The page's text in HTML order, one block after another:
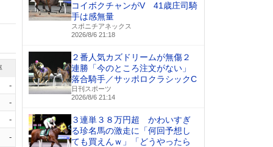
-
-
-
-
コイボクチャンがV 41歳庄司騎
手は感無量
スポニチアネックス
2026/8/6 21:18
２番人気カズドリームが無傷２
連勝「今のところ注文がない」
落合騎手／サッポロクラシックC
日刊スポーツ
2026/8/6 21:14
３連単３８万円超 かわいすぎ
る珍名馬の激走に「何回予想し
ても買えんｗ」「どうやったら